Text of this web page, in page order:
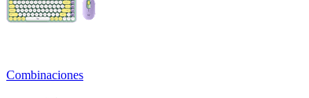
Combinaciones